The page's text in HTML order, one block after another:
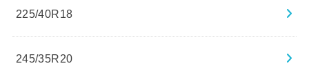
225/40R18
245/35R20